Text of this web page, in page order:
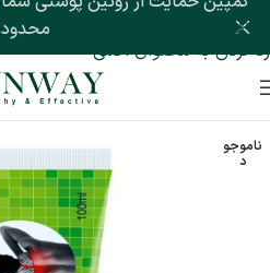
رد کردن به ناوبری
رد کردن به محتوای اصلی
محدود
ناموجو
د